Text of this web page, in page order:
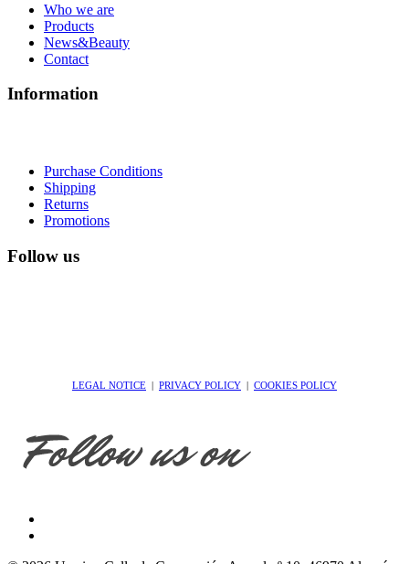
Who we are
Products
News&Beauty
Contact
Information
Purchase Conditions
Shipping
Returns
Promotions
Follow us
LEGAL NOTICE | PRIVACY POLICY | COOKIES POLICY